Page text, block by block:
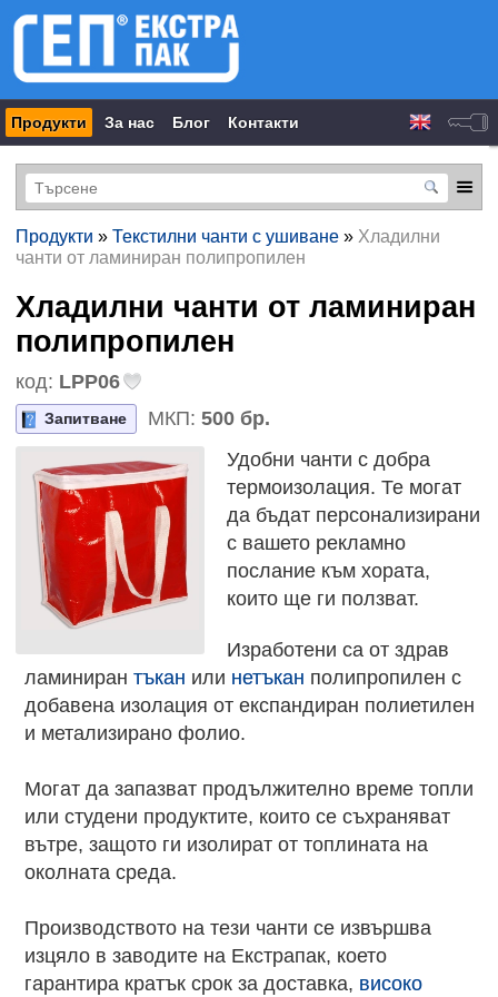
Продукти За нас Блог Контакти
Продукти » Текстилни чанти с ушиване» Хладилни
чанти от ламиниран полипропилен
Хладилни чанти от ламиниран
полипропилен
код: LPP06
Запитване МКП: 500 бр.
Удобни чанти с добра
термоизолация. Те могат
да бъдат персонализирани
с вашето рекламно
послание към хората,
които ще ги ползват.
Изработени са от здрав
ламиниран тъкан или нетъкан полипропилен с
добавена изолация от експандиран полиетилен
и метализирано фолио.
Могат да запазват продължително време топли
или студени продуктите, които се съхраняват
вътре, защото ги изолират от топлината на
околната среда.
Производството на тези чанти се извършва
изцяло в заводите на Екстрапак, което
гарантира кратък срок за доставка, високо